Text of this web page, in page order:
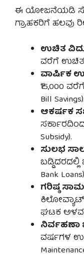
ಈ ಯೋಜನೆಯಡಿ
ಗ್ರಾಹಕರಿಗೆ ಹಲವು
ಉಚಿತ
ವರೆಗೆ ಉಚಿತ
ವಾರ್ಷಿಕ
₹15,000
Bill Savings).
ಆಕರ್ಷಕ
Subsidy).
ಸುಲಭ
Bank
ಗರಿಷ್ಠ
ಕಿಲೋವ್ಯಾಟ್
ಘಟಕ
ನಿರ್ವಹಣಾ
ವರ್ಷಗಳ